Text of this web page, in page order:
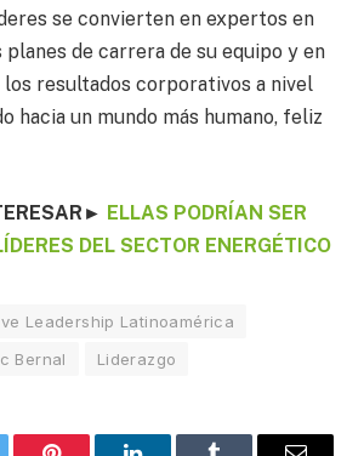
se convierten en expertos en
de carrera de su equipo y en
los resultados corporativos a nivel
hacia un mundo más humano, feliz
► ELLAS PODRÍAN SER
DEL SECTOR ENERGÉTICO
Leadership Latinoamérica
Bernal Liderazgo